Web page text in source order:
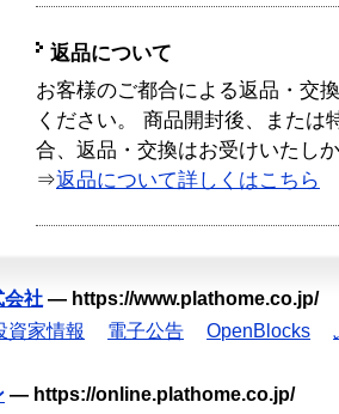
返品について
お客様のご都合による返品・交
ください。 商品開封後、または
合、返品・交換はお受けいたし
⇒返品について詳しくはこちら
会社 — https://www.plathome.co.jp/
資家情報 電子公告 OpenBlocks
— https://online.plathome.co.jp/